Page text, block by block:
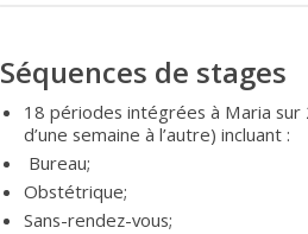
Séquences de stages
18 périodes intégrées à Maria sur
d’une semaine à l’autre) incluant :
Bureau;
Obstétrique;
Sans-rendez-vous;